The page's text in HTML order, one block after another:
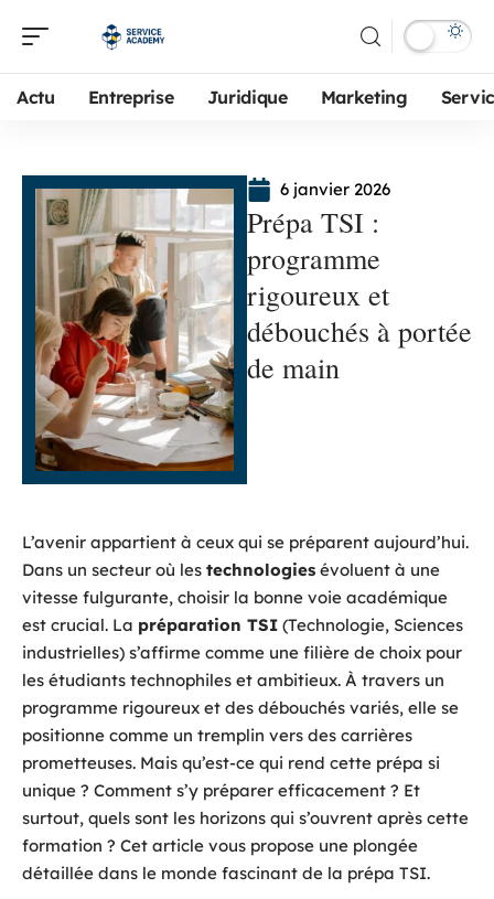
Actu Entreprise Juridique Marketing
6 janvier 2026
Prépa TSI :
programme
rigoureux et
débouchés à portée
de main
L’avenir appartient à ceux qui se préparent aujourd’hui.
Dans un secteur où les technologies évoluent à une
vitesse fulgurante, choisir la bonne voie académique
est crucial. La préparation TSI (Technologie, Sciences
industrielles) s’affirme comme une filière de choix pour
les étudiants technophiles et ambitieux. À travers un
programme rigoureux et des débouchés variés, elle se
positionne comme un tremplin vers des carrières
prometteuses. Mais qu’est-ce qui rend cette prépa si
unique ? Comment s’y préparer efficacement ? Et
surtout, quels sont les horizons qui s’ouvrent après cette
formation ? Cet article vous propose une plongée
détaillée dans le monde fascinant de la prépa TSI.